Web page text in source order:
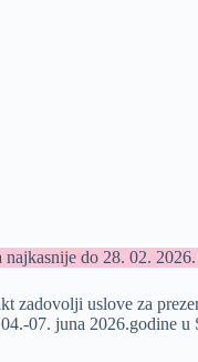
do 28. 02.
zadovolji uslove za
07. juna 2026.godine u